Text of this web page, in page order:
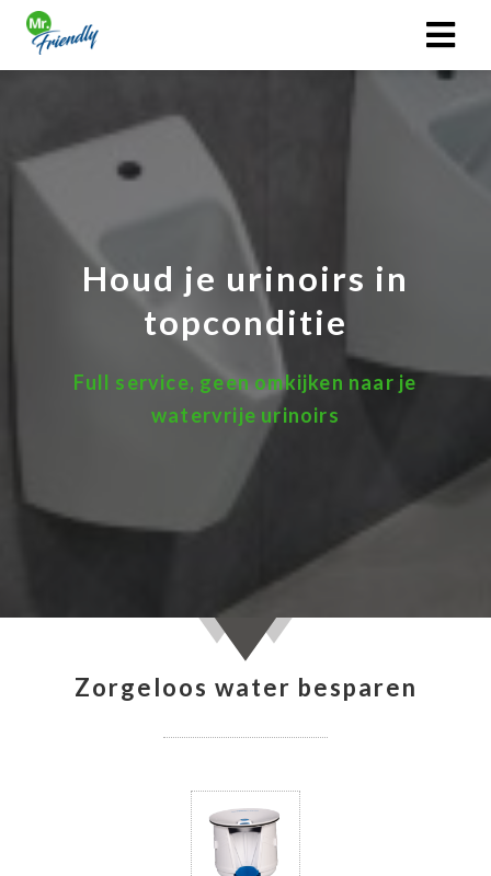
Houd je urinoirs in
topconditie
Full service, geen omkijken naar je
watervrije urinoirs
Zorgeloos water besparen